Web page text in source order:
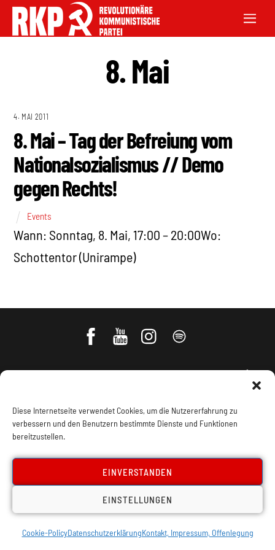
Diese Internetseite verwendet Cookies, um die Nutzererfahrung zu
verbessern und den Benutzern bestimmte Dienste und Funktionen
bereitzustellen.
EINVERSTANDEN
EINSTELLUNGEN
Cookie-PolicyDatenschutzerklärungKontakt, Impressum, Offenlegung
8. Mai
4. MAI 2011
8. Mai – Tag der Befreiung vom
Nationalsozialismus // Demo
gegen Rechts!
Events
Wann: Sonntag, 8. Mai, 17:00 – 20:00Wo:
Schottentor (Unirampe)
Datenschutz Kontakt